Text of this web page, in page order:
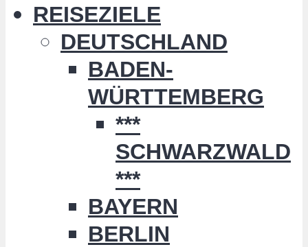
REISEZIELE
DEUTSCHLAND
BADEN-
WÜRTTEMBERG
***
SCHWARZWALD
***
BAYERN
BERLIN